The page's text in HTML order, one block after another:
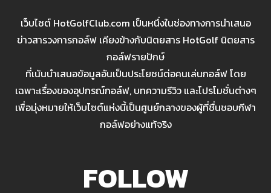
เว็บไซต์ HotGolfClub.com เป็นหนึ่งในช่องทางการนำเสนอ
ข่าวสารวงการกอล์ฟ เคียงข้างกับนิตยสาร HotGolf นิตยสาร
กอล์ฟรายปักษ์
ที่เน้นนำเสนอข้อมูลอันเป็นประโยชน์ต่อคนเล่นกอล์ฟ โดย
เฉพาะเรื่องของอุปกรณ์กอล์ฟ, บทความรีวิว และโปรโมชั่นต่างๆ
เพื่อมุ่งหมายให้เว็บไซต์แห่งนี้เป็นศูนย์กลางของผู้ที่ชื่นชอบกีฬา
กอล์ฟอย่างแท้จริง
FOLLOW